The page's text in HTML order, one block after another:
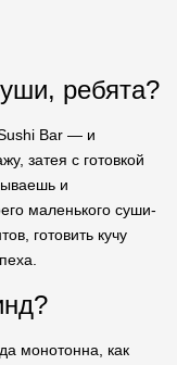
ребята?
Bar — и
затея с готовкой
и
маленького суши-
готовить кучу
монотонна, как